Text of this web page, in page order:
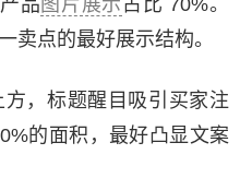
品 图片展示 占比 70%。
卖点的最好展示结构。
，标题醒目吸引买家注
的面积，最好凸显文案